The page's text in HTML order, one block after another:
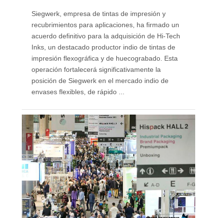
Siegwerk, empresa de tintas de impresión y
recubrimientos para aplicaciones, ha firmado un
acuerdo definitivo para la adquisición de Hi-Tech
Inks, un destacado productor indio de tintas de
impresión flexográfica y de huecograbado. Esta
operación fortalecerá significativamente la
posición de Siegwerk en el mercado indio de
envases flexibles, de rápido ...